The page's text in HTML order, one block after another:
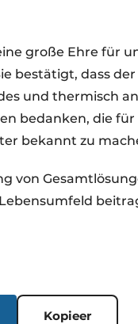
große Ehre für
bestätigt, dass
und thermisch
bedanken, die
bekannt zu
von
Kopieer